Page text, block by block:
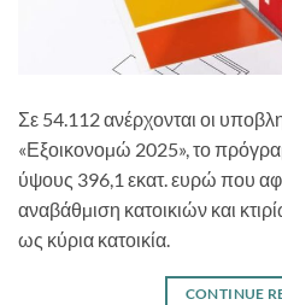
Σε 54.112 ανέρχονται οι
«Εξοικονοµώ 2025», το
ύψους 396,1 εκατ. ευρώ που
αναβάθµιση κατοικιών και
ως κύρια κατοικία.
CONTINUE